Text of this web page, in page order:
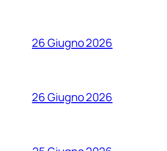
26 Giugno 2026
26 Giugno 2026